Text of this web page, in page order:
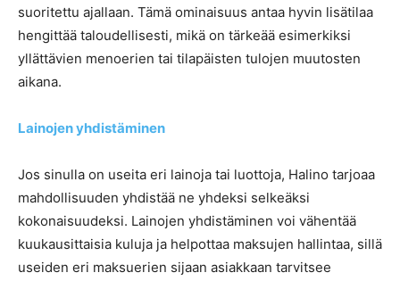
suoritettu ajallaan. Tämä ominaisuus antaa hyvin lisätilaa
hengittää taloudellisesti, mikä on tärkeää esimerkiksi
yllättävien menoerien tai tilapäisten tulojen muutosten
aikana.
Lainojen yhdistäminen
Jos sinulla on useita eri lainoja tai luottoja, Halino tarjoaa
mahdollisuuden yhdistää ne yhdeksi selkeäksi
kokonaisuudeksi. Lainojen yhdistäminen voi vähentää
kuukausittaisia kuluja ja helpottaa maksujen hallintaa, sillä
useiden eri maksuerien sijaan asiakkaan tarvitsee